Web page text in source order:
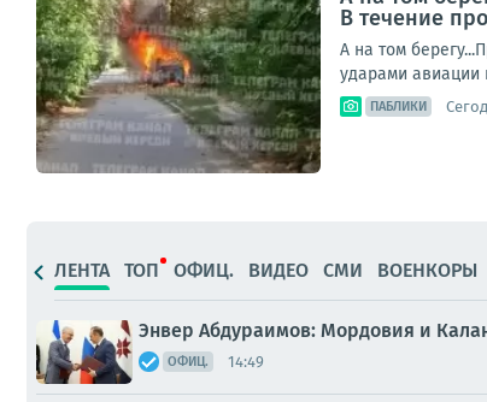
В течение
А на том
ударами авиации
ПАБЛИКИ
ЛЕНТА ТОП ОФИЦ. ВИДЕО СМИ ВОЕНКОРЫ
Энвер Абдураимов: Мордовия и
ОФИЦ. 14:49